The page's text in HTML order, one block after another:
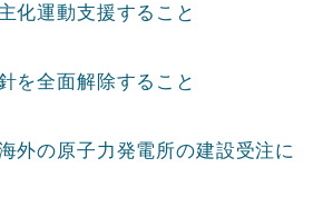
化運動支援すること
を全面解除すること
外の原子力発電所の建設受注に